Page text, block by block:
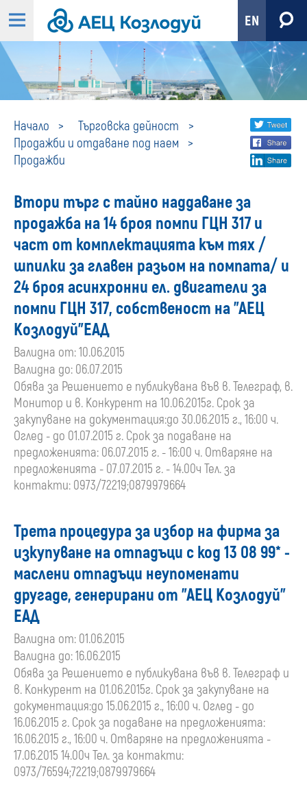
EN
Начало
Търговска дейност
Продажби и отдаване под наем
Продажби
ПродажбиShare
social
Втори търг с тайно наддаване за
продажба на 14 броя помпи ГЦН 317 и
част от комплектацията към тях /
шпилки за главен разьом на помпата/ и
24 броя асинхронни ел. двигатели за
помпи ГЦН 317, собственост на "АЕЦ
Козлодуй"ЕАД
Валидна от: 10.06.2015
Валидна до: 06.07.2015
Обява за Решението е публикувана във в. Телеграф, в.
Монитор и в. Конкурент на 10.06.2015г. Срок за
закупуване на документация:до 30.06.2015 г., 16:00 ч.
Оглед - до 01.07.2015 г. Срок за подаване на
предложенията: 06.07.2015 г. - 16:00 ч. Отваряне на
предложенията - 07.07.2015 г. - 14.00ч Тел. за
контакти: 0973/72219;0879979664
Трета процедура за избор на фирма за
изкупуване на отпадъци с код 13 08 99* -
маслени отпадъци неупоменати
другаде, генерирани от "АЕЦ Козлодуй"
ЕАД
Валидна от: 01.06.2015
Валидна до: 16.06.2015
Обява за Решението е публикувана във в. Телеграф и
в. Конкурент на 01.06.2015г. Срок за закупуване на
документация:до 15.06.2015 г., 16:00 ч. Оглед - до
16.06.2015 г. Срок за подаване на предложенията:
16.06.2015 г., 16:00 ч. Отваряне на предложенията -
17.06.2015 14.00ч Тел. за контакти:
0973/76594;72219;0879979664